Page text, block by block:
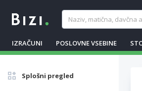
IZRAČUNI POSLOVNE VSEBINE
Splošni pregled